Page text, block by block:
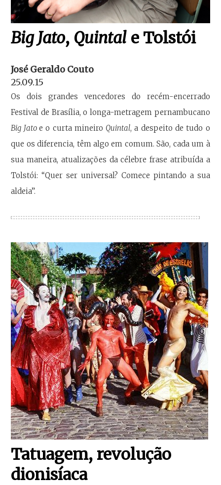
Big Jato, Quintal e Tolstói
José Geraldo Couto
25.09.15
Os dois grandes vencedores do recém-encerrado
Festival de Brasília, o longa-metragem pernambucano
Big Jato e o curta mineiro Quintal, a despeito de tudo o
que os diferencia, têm algo em comum. São, cada um à
sua maneira, atualizações da célebre frase atribuída a
Tolstói: “Quer ser universal? Comece pintando a sua
aldeia”.
Tatuagem, revolução
dionisíaca